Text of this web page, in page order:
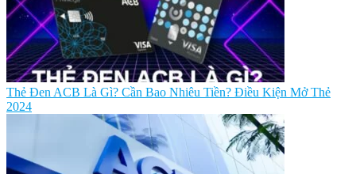
Thẻ Đen ACB Là Gì? Cần Bao Nhiêu Tiền? Điều Kiện Mở Thẻ
2024